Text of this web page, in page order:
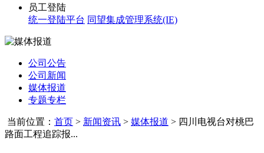
员工登陆
统一登陆平台 同望集成管理系统(IE)
公司公告
公司新闻
媒体报道
专题专栏
当前位置： 首页 > 新闻资讯 > 媒体报道 > 四川电视台对桃巴
路面工程追踪报...